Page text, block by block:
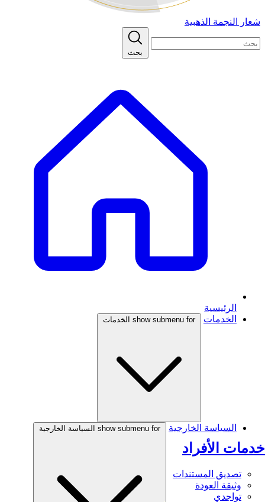
شعار النجمة الذهبية
بحث
الرئيسية
الخدمات
show submenu for الخدمات
خدمات الأفراد
تصديق المستندات
وثيقة العودة
تواجدي
السياسة الخارجية show submenu for السياسة الخارجية